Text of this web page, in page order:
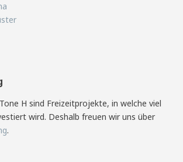
H sind Freizeitprojekte, in welche viel
wird. Deshalb freuen wir uns über
.